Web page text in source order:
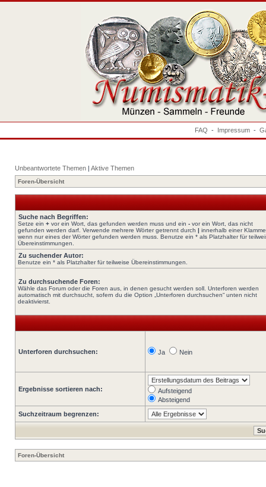
FAQ - Impressum -
Unbeantwortete Themen | Aktive Themen
Foren-Übersicht
Suche nach Begriffen:
Setze ein + vor ein Wort, das gefunden werden muss und ein - vor ein Wort, das nicht
gefunden werden darf. Verwende mehrere Wörter getrennt durch | innerhalb einer
wenn nur eines der Wörter gefunden werden muss. Benutze ein * als Platzhalter für
Übereinstimmungen.
Zu suchender Autor:
Benutze ein * als Platzhalter für teilweise Übereinstimmungen.
Zu durchsuchende Foren:
Wähle das Forum oder die Foren aus, in denen gesucht werden soll. Unterforen werden
automatisch mit durchsucht, sofern du die Option „Unterforen durchsuchen“ unten nicht
deaktivierst.
Unterforen durchsuchen: Ja Nein
Ergebnisse sortieren nach:
Aufsteigend
Absteigend
Suchzeitraum begrenzen:
Foren-Übersicht